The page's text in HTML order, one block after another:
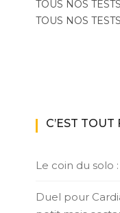
TOUS NOS
TOUS NOS
C’EST TOUT
Le coin du solo
Duel pour